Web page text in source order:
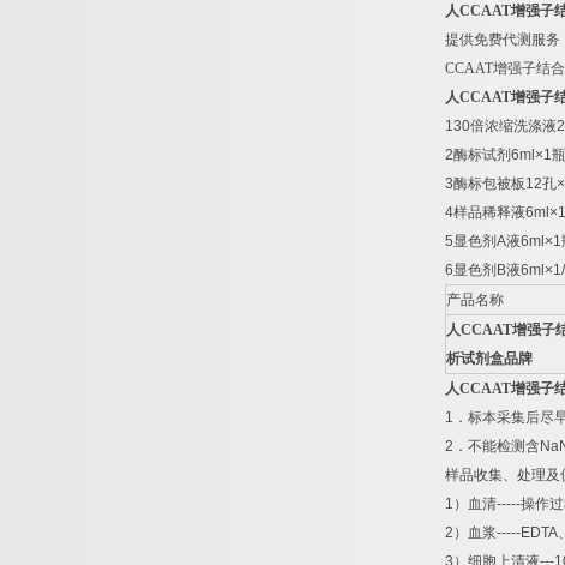
人CCAAT增强子
提供免费代测服务
CCAAT增强子结
人CCAAT增强子
130倍浓缩洗涤液
2酶标试剂 6ml×1瓶
3酶标包被板12孔
4样品稀释液6ml×1
5显色剂 A液6ml×1
6显色剂 B液6ml×1/
产品名称
人CCAAT增强子
析试剂盒品牌
人CCAAT增强子
1 ．标本采集后尽
2 ．不能检测含
样品收集、处理及
1 ）血清-----操作
2 ）血浆-----EDTA
3 ）细胞上清液---